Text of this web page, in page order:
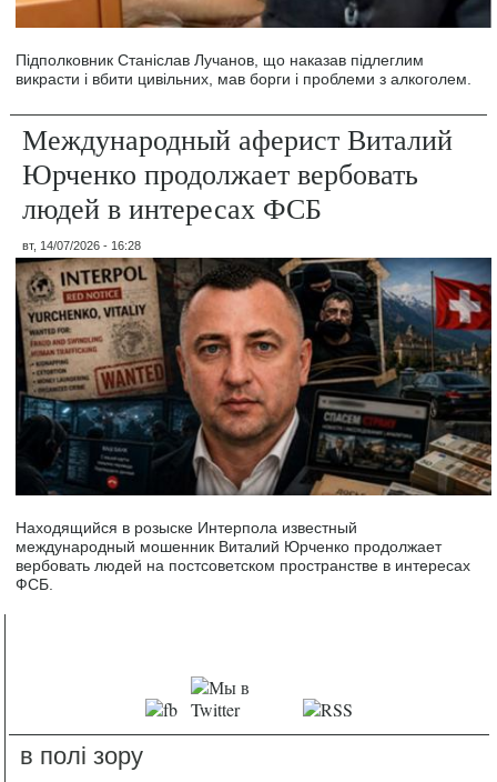
Підполковник Станіслав Лучанов, що наказав підлеглим
викрасти і вбити цивільних, мав борги і проблеми з алкоголем.
Международный аферист Виталий
Юрченко продолжает вербовать
людей в интересах ФСБ
вт, 14/07/2026 - 16:28
Находящийся в розыске Интерпола известный
международный мошенник Виталий Юрченко продолжает
вербовать людей на постсоветском пространстве в интересах
ФСБ.
в полі зору